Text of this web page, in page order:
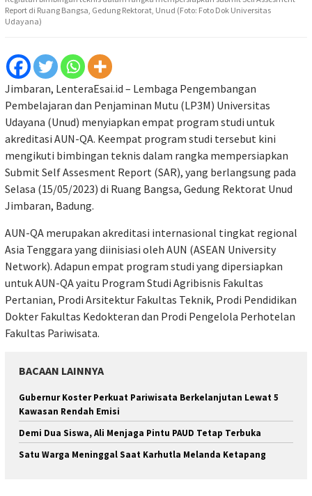
Report di Ruang Bangsa, Gedung Rektorat, Unud (Foto: Foto Dok Universitas
Udayana)
Jimbaran, LenteraEsai.id – Lembaga Pengembangan
Pembelajaran dan Penjaminan Mutu (LP3M) Universitas
Udayana (Unud) menyiapkan empat program studi untuk
akreditasi AUN-QA. Keempat program studi tersebut kini
mengikuti bimbingan teknis dalam rangka mempersiapkan
Submit Self Assesment Report (SAR), yang berlangsung pada
Selasa (15/05/2023) di Ruang Bangsa, Gedung Rektorat Unud
Jimbaran, Badung.
AUN-QA merupakan akreditasi internasional tingkat regional
Asia Tenggara yang diinisiasi oleh AUN (ASEAN University
Network). Adapun empat program studi yang dipersiapkan
untuk AUN-QA yaitu Program Studi Agribisnis Fakultas
Pertanian, Prodi Arsitektur Fakultas Teknik, Prodi Pendidikan
Dokter Fakultas Kedokteran dan Prodi Pengelola Perhotelan
Fakultas Pariwisata.
BACAAN LAINNYA
Gubernur Koster Perkuat Pariwisata Berkelanjutan Lewat 5
Kawasan Rendah Emisi
Demi Dua Siswa, Ali Menjaga Pintu PAUD Tetap Terbuka
Satu Warga Meninggal Saat Karhutla Melanda Ketapang